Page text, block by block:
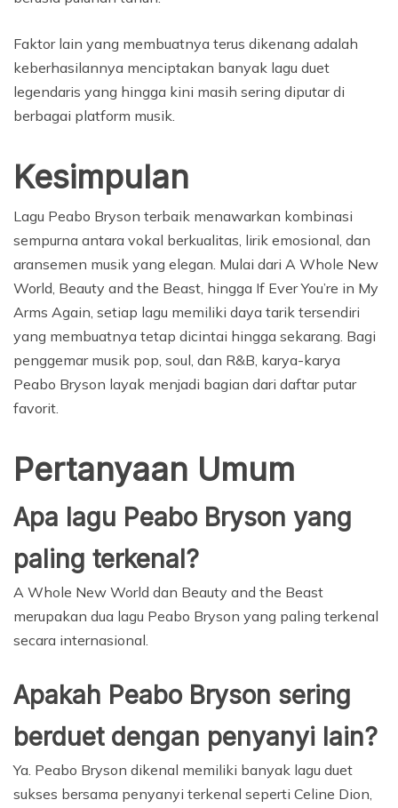
Faktor lain yang membuatnya terus dikenang adalah
keberhasilannya menciptakan banyak lagu duet
legendaris yang hingga kini masih sering diputar di
berbagai platform musik.
Kesimpulan
Lagu Peabo Bryson terbaik menawarkan kombinasi
sempurna antara vokal berkualitas, lirik emosional, dan
aransemen musik yang elegan. Mulai dari A Whole New
World, Beauty and the Beast, hingga If Ever You’re in My
Arms Again, setiap lagu memiliki daya tarik tersendiri
yang membuatnya tetap dicintai hingga sekarang. Bagi
penggemar musik pop, soul, dan R&B, karya-karya
Peabo Bryson layak menjadi bagian dari daftar putar
favorit.
Pertanyaan Umum
Apa lagu Peabo Bryson yang
paling terkenal?
A Whole New World dan Beauty and the Beast
merupakan dua lagu Peabo Bryson yang paling terkenal
secara internasional.
Apakah Peabo Bryson sering
berduet dengan penyanyi lain?
Ya. Peabo Bryson dikenal memiliki banyak lagu duet
sukses bersama penyanyi terkenal seperti Celine Dion,